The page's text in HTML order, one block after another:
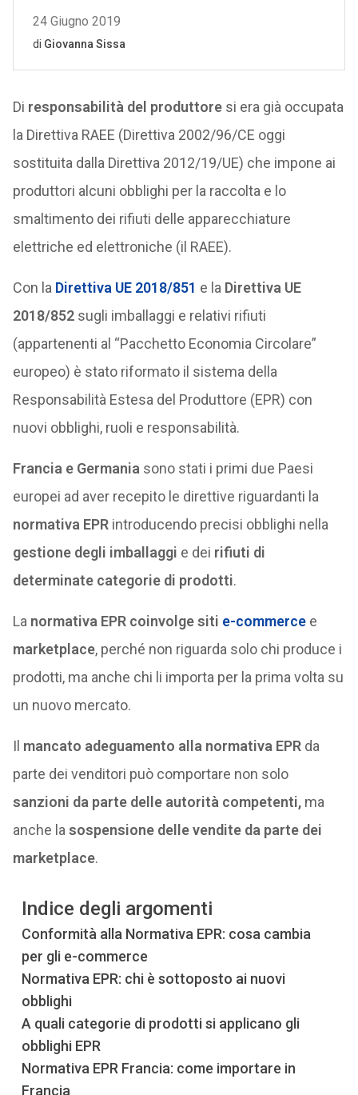
Di responsabilità del produttore si era già occupata
la Direttiva RAEE (Direttiva 2002/96/CE oggi
sostituita dalla Direttiva 2012/19/UE) che impone ai
produttori alcuni obblighi per la raccolta e lo
smaltimento dei rifiuti delle apparecchiature
elettriche ed elettroniche (il RAEE).
Con la Direttiva UE 2018/851 e la Direttiva UE
2018/852 sugli imballaggi e relativi rifiuti
(appartenenti al “Pacchetto Economia Circolare”
europeo) è stato riformato il sistema della
Responsabilità Estesa del Produttore (EPR) con
nuovi obblighi, ruoli e responsabilità.
Francia e Germania sono stati i primi due Paesi
europei ad aver recepito le direttive riguardanti la
normativa EPRintroducendo precisi obblighi nella
gestione degli imballaggi e dei rifiuti di
determinate categorie di prodotti.
La normativa EPR coinvolge siti e-commerce e
marketplace, perché non riguarda solo chi produce i
prodotti, ma anche chi li importa per la prima volta su
un nuovo mercato.
Il mancato adeguamento alla normativa EPR da
parte dei venditori può comportare non solo
sanzioni da parte delle autorità competenti,ma
anche la sospensione delle vendite da parte dei
marketplace.
Indice degli argomenti
Conformità alla Normativa EPR: cosa cambia
per gli e-commerce
Normativa EPR: chi è sottoposto ai nuovi
obblighi
A quali categorie di prodotti si applicano gli
obblighi EPR
Normativa EPR Francia: come importare in
Francia